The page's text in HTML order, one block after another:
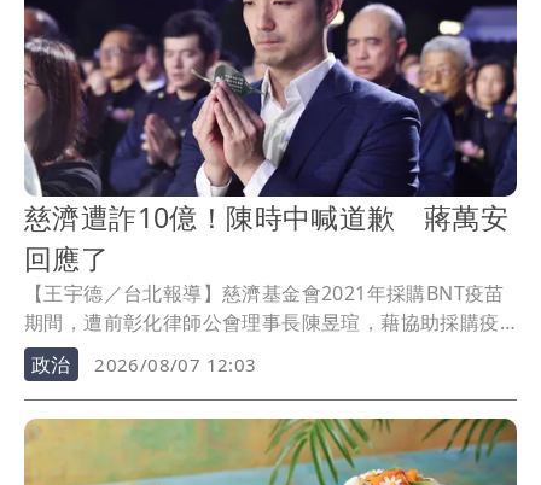
慈濟遭詐10億！陳時中喊道歉 蔣萬安
回應了
【王宇德／台北報導】慈濟基金會2021年採購BNT疫苗
期間，遭前彰化律師公會理事長陳昱瑄，藉協助採購疫
苗詐取10.6億元。時任衛福部長陳時中表示，真相已經
釐清，當初對政府提出不實指控的人應向社會道歉；對
此，蔣萬安今天（7日）回應，若政府當時能採購足夠疫
苗，民間團體就不需要去集資採購。
政治 2026/08/07 12:03